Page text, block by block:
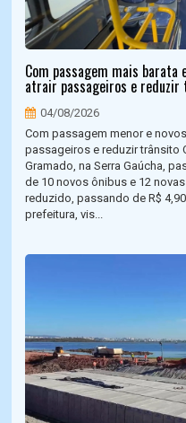
Com passagem mais barata
atrair passageiros e
04/08/2026
Com passagem menor e
passageiros e reduzir trânsito
Gramado, na Serra Gaúcha,
de 10 novos ônibus e 12
reduzido, passando de R$
prefeitura, vis...